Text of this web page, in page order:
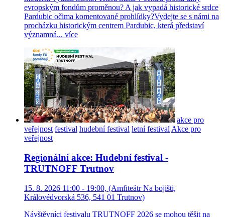
evropským fondům proměnou? A jak vypadá historické srdce
Pardubic očima komentované prohlídky?Vydejte se s námi na
procházku historickým centrem Pardubic, která představí
významná... více
akce pro
veřejnost festival hudební festival letní festival Akce pro
veřejnost
Regionální akce: Hudební festival -
TRUTNOFF Trutnov
15. 8. 2026 11:00 - 19:00, (Amfiteátr Na bojišti,
Královédvorská 536, 541 01 Trutnov)
Návštěvníci festivalu TRUTNOFF 2026 se mohou těšit na